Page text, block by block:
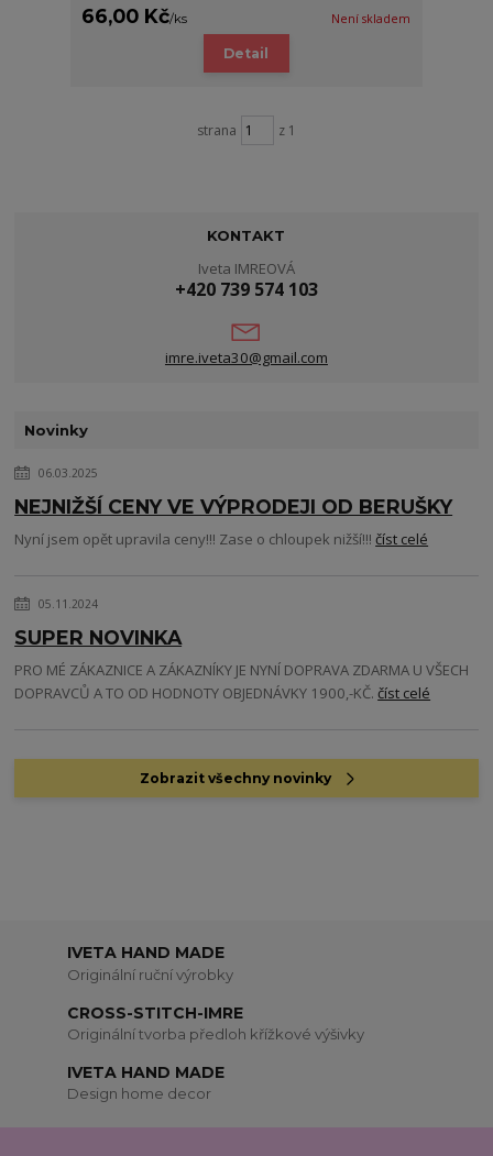
66,00 Kč/ks Není skladem
Detail
strana z 1
KONTAKT
Iveta IMREOVÁ
+420 739 574 103
imre.iveta30@gmail.com
Novinky
06.03.2025
NEJNIŽŠÍ CENY VE VÝPRODEJI OD BERUŠKY
Nyní jsem opět upravila ceny!!! Zase o chloupek nižší!!!číst celé
05.11.2024
SUPER NOVINKA
PRO MÉ ZÁKAZNICE A ZÁKAZNÍKY JE NYNÍ DOPRAVA ZDARMA U VŠECH
DOPRAVCŮ A TO OD HODNOTY OBJEDNÁVKY 1900,-KČ.číst celé
Zobrazit všechny novinky
IVETA HAND MADE
Originální ruční výrobky
CROSS-STITCH-IMRE
Originální tvorba předloh křížkové výšivky
IVETA HAND MADE
Design home decor